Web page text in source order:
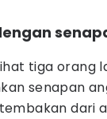
tiga orang
senapan
dari